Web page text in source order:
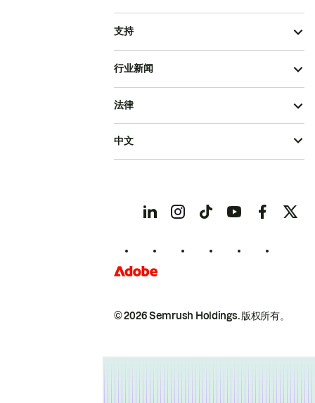
支持
行业新闻
© 2026 Semrush Holdings.版权所有。
法律
中文